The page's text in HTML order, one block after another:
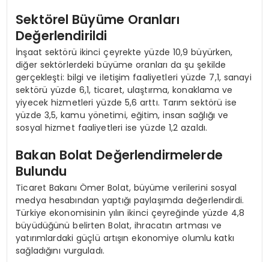
Sektörel Büyüme Oranları
Değerlendirildi
İnşaat sektörü ikinci çeyrekte yüzde 10,9 büyürken,
diğer sektörlerdeki büyüme oranları da şu şekilde
gerçekleşti: bilgi ve iletişim faaliyetleri yüzde 7,1, sanayi
sektörü yüzde 6,1, ticaret, ulaştırma, konaklama ve
yiyecek hizmetleri yüzde 5,6 arttı. Tarım sektörü ise
yüzde 3,5, kamu yönetimi, eğitim, insan sağlığı ve
sosyal hizmet faaliyetleri ise yüzde 1,2 azaldı.
Bakan Bolat Değerlendirmelerde
Bulundu
Ticaret Bakanı Ömer Bolat, büyüme verilerini sosyal
medya hesabından yaptığı paylaşımda değerlendirdi.
Türkiye ekonomisinin yılın ikinci çeyreğinde yüzde 4,8
büyüdüğünü belirten Bolat, ihracatın artması ve
yatırımlardaki güçlü artışın ekonomiye olumlu katkı
sağladığını vurguladı.